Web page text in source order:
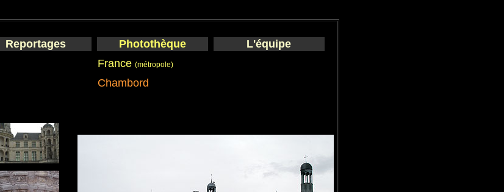
Reportages Photothèque
L'équipe
France (métropole)
Chambord